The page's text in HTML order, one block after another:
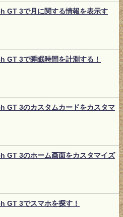
GT 3で月に関する情報を表示す
GT 3で睡眠時間を計測する！
GT 3のカスタムカードをカスタマ
GT 3のホーム画面をカスタマイズ
GT 3でスマホを探す！